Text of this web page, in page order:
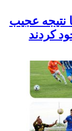
نتیجه عجیب
کردند